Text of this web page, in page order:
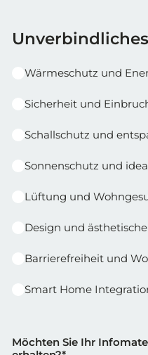
Reihe 1
Reihe 1 | Spalte 1
Wärmeschutz und
Sicherheit und
Schallschutz und
Sonnenschutz und
Lüftung und
Design und
Barrierefreiheit und
Smart Home
Reihe 2
Reihe 2 | Spalte 1
Möchten Sie Ihr